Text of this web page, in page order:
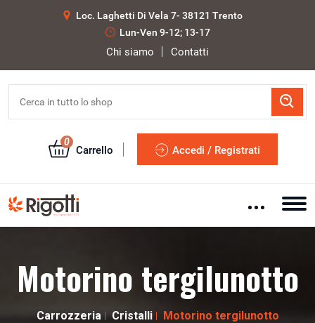
Loc. Laghetti Di Vela 7- 38121 Trento
Lun-Ven 9-12; 13-17
Chi siamo Contatti
0
Carrello Accedi / Registrati
Motorino tergilunotto
Carrozzeria Cristalli Motorino tergilunotto